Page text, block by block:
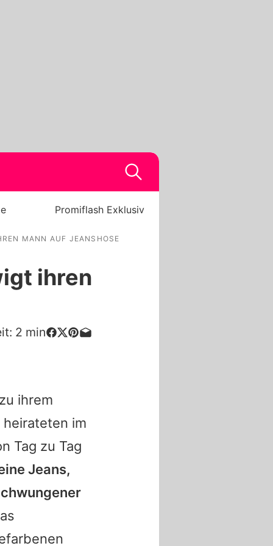
Promiflash Exklusiv
MANN AUF JEANSHOSE
ihren
2 min
ihrem
im
Tag zu Tag
Jeans,